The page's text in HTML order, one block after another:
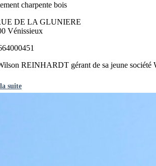
charpente bois
DE LA GLUNIERE
Vénissieux
REINHARDT gérant de sa jeune société
suite